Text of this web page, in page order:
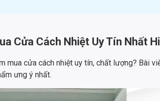
Cửa Cách Nhiệt Uy Tín Nhất
mua cửa cách nhiệt uy tín, chất lượng? Bài
ưng ý nhất.